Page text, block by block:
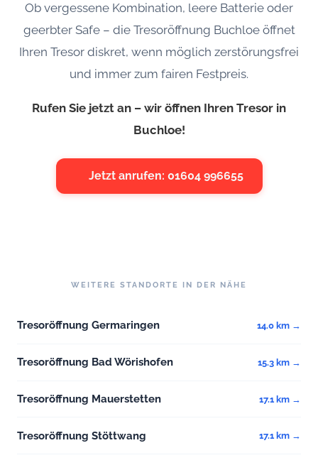
Ob vergessene Kombination, leere Batterie oder
geerbter Safe – die Tresoröffnung Buchloe öffnet
Ihren Tresor diskret, wenn möglich zerstörungsfrei
und immer zum fairen Festpreis.
Rufen Sie jetzt an – wir öffnen Ihren Tresor in
Buchloe!
Jetzt anrufen: 01604 996655
WEITERE STANDORTE IN DER NÄHE
Tresoröffnung Germaringen 14.0 km →
Tresoröffnung Bad Wörishofen 15.3 km →
Tresoröffnung Mauerstetten 17.1 km →
Tresoröffnung Stöttwang 17.1 km →